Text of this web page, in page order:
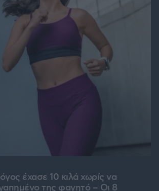
έχασε 10 κιλά χωρίς να
της φαγητό – Οι 8